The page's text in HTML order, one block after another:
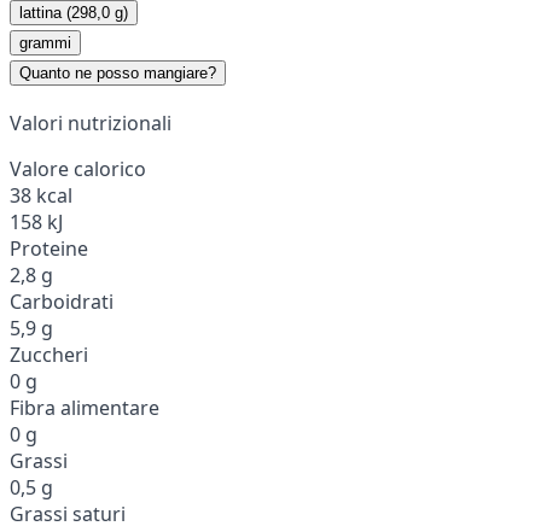
lattina (298,0 g)
grammi
Quanto ne posso mangiare?
Valori nutrizionali
Valore calorico
38 kcal
158 kJ
Proteine
2,8 g
Carboidrati
5,9 g
Zuccheri
0 g
Fibra alimentare
0 g
Grassi
0,5 g
Grassi saturi